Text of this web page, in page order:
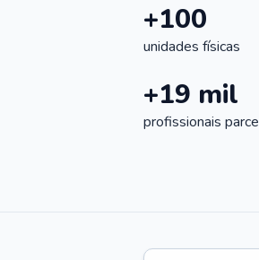
+100
unidades físicas
+19 mil
profissionais